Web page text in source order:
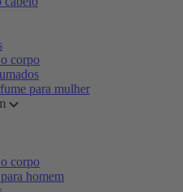
corpo
para mulher
corpo
homem